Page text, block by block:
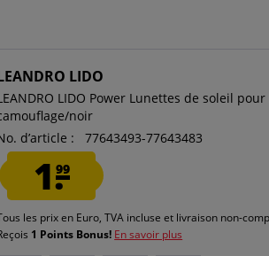
LIDO
LIDO Power Lunettes de soleil
noir
d’article :
77643493-77643483
1.99
les prix en Euro, TVA incluse et livraison non-
1 Points Bonus! En savoir plus